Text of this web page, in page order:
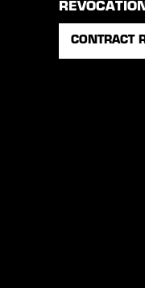
REVOCATION
CONTRACT